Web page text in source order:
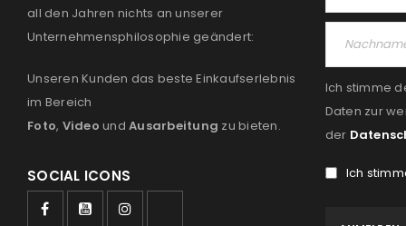
all den Jahren nichts an unserer
Unternehmensphilosophie geändert:
Unseren Kunden das beste Einkaufserlebnis
im Bereich
Foto, Video und Ausarbeitung zu bieten.
SOCIAL ICONS
Ich stimme
Daten zur
der
Ich